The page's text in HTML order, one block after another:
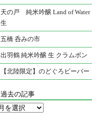
天の戸 純米吟醸 Land of Water
生
五橋 呑みの市
出羽鶴 純米吟醸 生 クラムボン
【北陸限定】のどぐろビーバー
過去の記事